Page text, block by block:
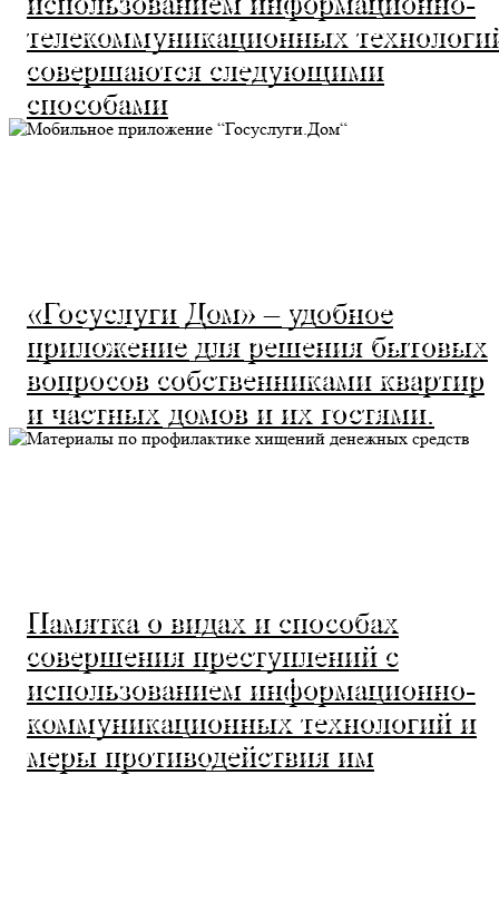
телекоммуникационных
совершаются следующими
способами
«Госуслуги Дом» – удобное
приложение для решения бытовых
вопросов собственниками квартир
и частных домов и их гостями.
Памятка о видах и способах
совершения преступлений с
использованием информационно-
коммуникационных технологий и
меры противодействия им